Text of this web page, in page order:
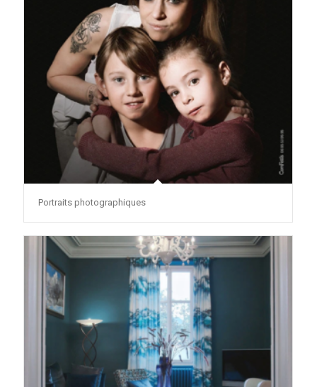
Portraits photographiques